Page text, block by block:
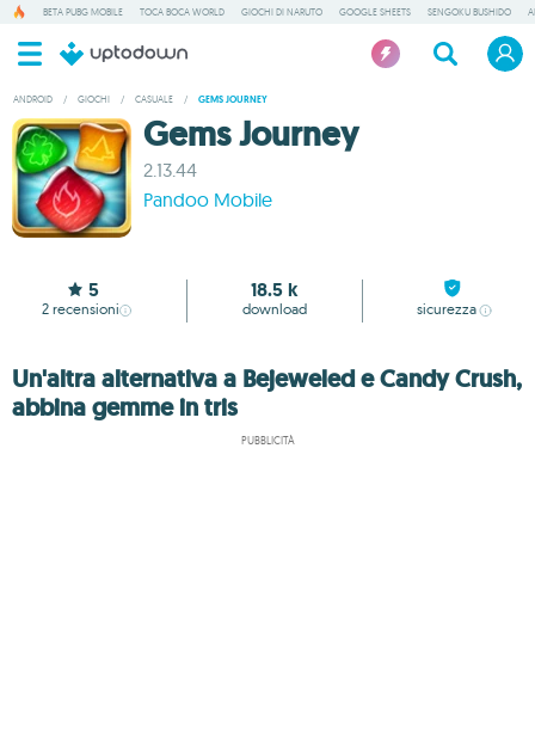
BETA PUBG MOBILE TOCA BOCA WORLD GIOCHI DI NARUTO GOOGLE SHEETS SENGOKU BUSHIDO
ANDROID / GIOCHI / CASUALE / GEMS JOURNEY
Gems Journey
2.13.44
Pandoo Mobile
5
2 recensioni
18.5 k
download sicurezza
Un'altra alternativa a Bejeweled e Candy Crush,
abbina gemme in tris
PUBBLICITÀ